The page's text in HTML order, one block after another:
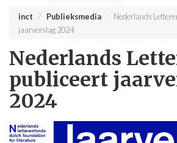
inct Publieksmedia
Nederlands
jaarverslag 2024
Nederlands
publiceert
2024